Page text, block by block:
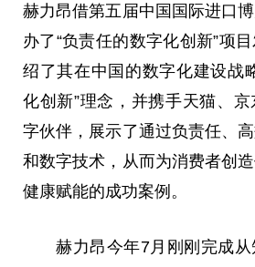
赫力昂借第五届中国国际进口
办了“负责任的数字化创新”项
绍了其在中国的数字化建设战
化创新”理念，并携手天猫、
字伙伴，展示了通过负责任、
和数字技术，从而为消费者创
健康赋能的成功案例。
赫力昂今年7月刚刚完成从